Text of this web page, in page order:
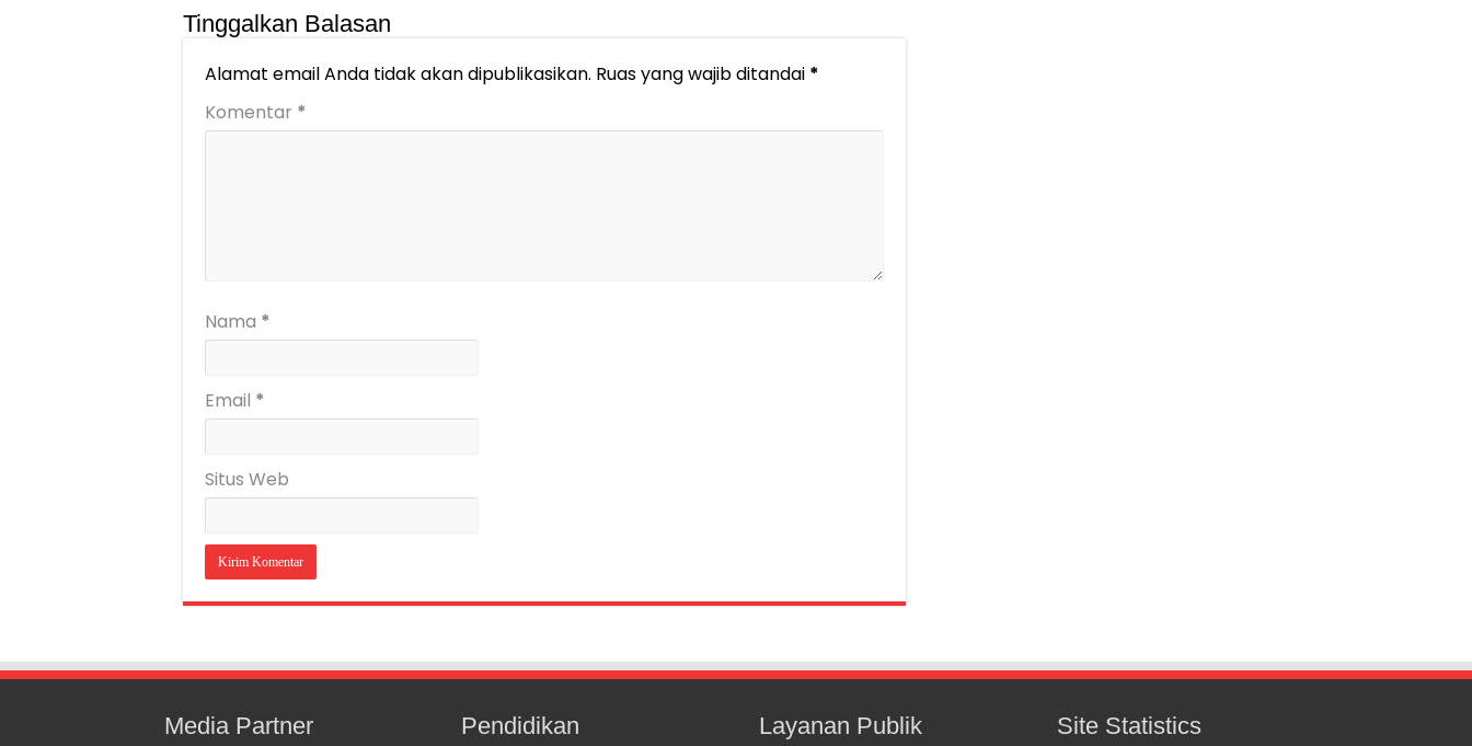
Tinggalkan Balasan
Alamat email Anda tidak akan dipublikasikan. Ruas yang wajib ditandai *
Komentar *
Nama *
Email *
Situs Web
Media Partner Pendidikan Layanan Publik Site Statistics